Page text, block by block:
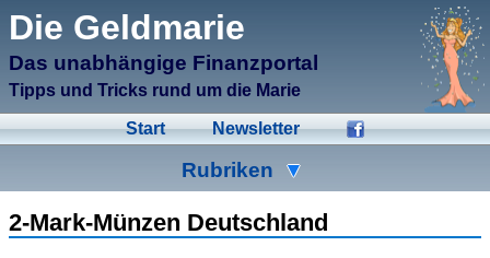
Die Geldmarie
Das unabhängige Finanzportal
Tipps und Tricks rund um die Marie
Start Newsletter
Rubriken
2-Mark-Münzen Deutschland
μCMS α1.6
Validate HTML
Validate CSS
Check Links
Manage Files
↑E
↑C Create New Page